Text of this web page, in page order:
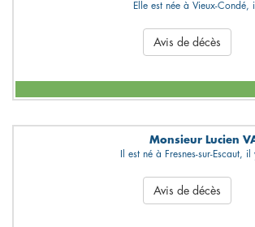
Elle est née à Vieux-
Avis de décès
Monsieur Lucien
Il est né à Fresnes-sur-Escaut,
Avis de décès